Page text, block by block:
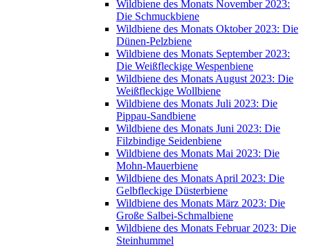
Wildbiene des Monats November 2023:
Die Schmuckbiene
Wildbiene des Monats Oktober 2023: Die
Dünen-Pelzbiene
Wildbiene des Monats September 2023:
Die Weißfleckige Wespenbiene
Wildbiene des Monats August 2023: Die
Weißfleckige Wollbiene
Wildbiene des Monats Juli 2023: Die
Pippau-Sandbiene
Wildbiene des Monats Juni 2023: Die
Filzbindige Seidenbiene
Wildbiene des Monats Mai 2023: Die
Mohn-Mauerbiene
Wildbiene des Monats April 2023: Die
Gelbfleckige Düsterbiene
Wildbiene des Monats März 2023: Die
Große Salbei-Schmalbiene
Wildbiene des Monats Februar 2023: Die
Steinhummel